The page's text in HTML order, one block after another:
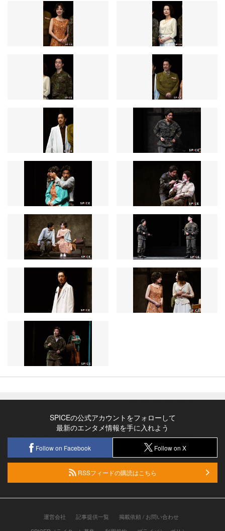
SPICEの公式アカウントをフォローして
最新のエンタメ情報を手に入れよう
Follow on Facebook Follow on X
RSSフィードの購読はこちら
運営会社 記事提供一覧
掲載依頼 / お問い合わせ